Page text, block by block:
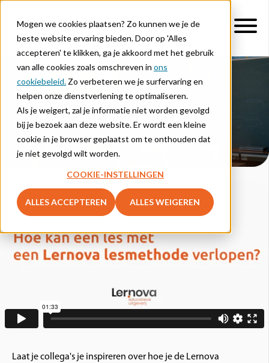
Mogen we cookies plaatsen? Zo kunnen we je de
beste website ervaring bieden. Door op 'Alles
accepteren' te klikken, ga je akkoord met het gebruik
van alle cookies zoals omschreven in ons
cookiebeleid. Zo verbeteren we je surfervaring en
helpen onze dienstverlening te optimaliseren.
Als je weigert, zal je informatie niet worden gevolgd
bij je bezoek aan deze website. Er wordt een kleine
cookie in je browser geplaatst om te onthouden dat
je niet gevolgd wilt worden.
COOKIE-INSTELLINGEN
ALLES ACCEPTEREN ALLES WEIGEREN
Verhalen uit de klas
Artikels over Engels
Laat je collega's je inspireren over hoe je de Lernova